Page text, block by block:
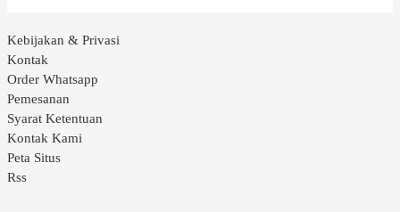
Kebijakan & Privasi
Kontak
Order Whatsapp
Pemesanan
Syarat Ketentuan
Kontak Kami
Peta Situs
Rss